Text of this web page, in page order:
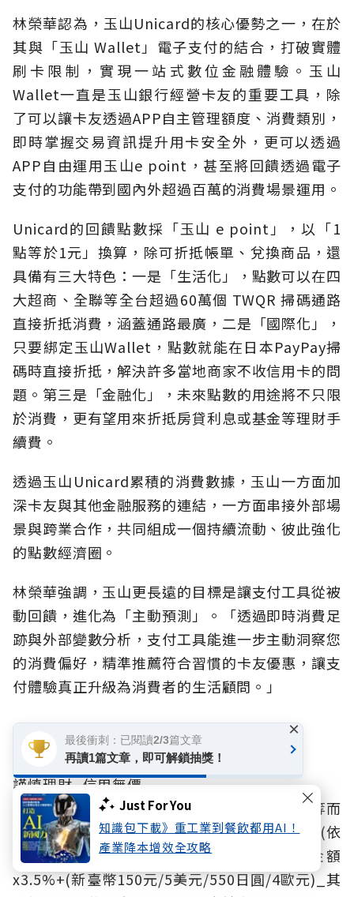
Just For You
知識包下載》重工業到餐飲都用AI！
產業降本增效全攻略
林榮華認為，玉山Unicard的核心優勢之一，在於
其與「玉山 Wallet」電子支付的結合，打破實體
刷卡限制，實現一站式數位金融體驗。玉山
Wallet一直是玉山銀行經營卡友的重要工具，除
了可以讓卡友透過APP自主管理額度、消費類別，
即時掌握交易資訊提升用卡安全外，更可以透過
APP自由運用玉山e point，甚至將回饋透過電子
支付的功能帶到國內外超過百萬的消費場景運用。
Unicard的回饋點數採「玉山 e point」，以「1
點等於1元」換算，除可折抵帳單、兌換商品，還
具備有三大特色：一是「生活化」，點數可以在四
大超商、全聯等全台超過60萬個 TWQR 掃碼通路
直接折抵消費，涵蓋通路最廣，二是「國際化」，
只要綁定玉山Wallet，點數就能在日本PayPay掃
碼時直接折抵，解決許多當地商家不收信用卡的問
題。第三是「金融化」，未來點數的用途將不只限
於消費，更有望用來折抵房貸利息或基金等理財手
續費。
透過玉山Unicard累積的消費數據，玉山一方面加
深卡友與其他金融服務的連結，一方面串接外部場
景與跨業合作，共同組成一個持續流動、彼此強化
的點數經濟圈。
林榮華強調，玉山更長遠的目標是讓支付工具從被
動回饋，進化為「主動預測」。「透過即時消費足
跡與外部變數分析，支付工具能進一步主動洞察您
的消費偏好，精準推薦符合習慣的卡友優惠，讓支
付體驗真正升級為消費者的生活顧問。」
【立即申辦玉山Unicard】
謹慎理財_信用無價
循環利率：5.88%-15%_(依玉山銀行電腦評等而
訂，基準日：2015/09/01)。_預借現金手續費(依
預借現金約定結付幣別區分)：預借現金金額
x3.5%+(新臺幣150元/5美元/550日圓/4歐元)_其
最後衝刺：已閱讀2/3篇文章
再讀1篇文章，即可解鎖抽獎！
×